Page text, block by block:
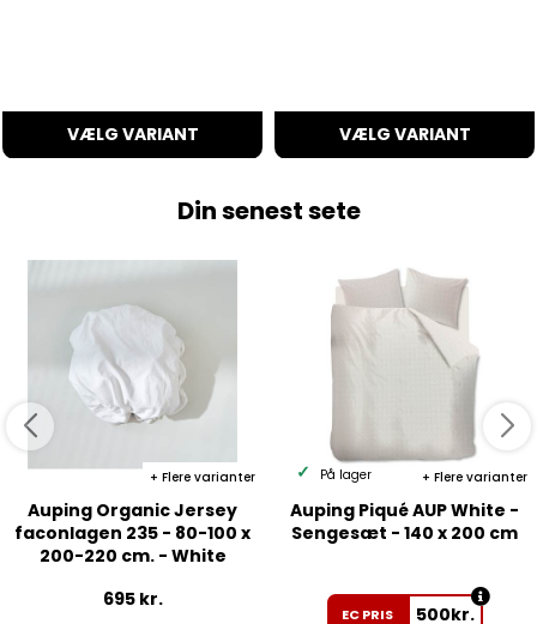
VÆLG VARIANT VÆLG VARIANT
Din senest sete
Flere varianter
Auping Organic Jersey
faconlagen 235 - 80-100 x
200-220 cm. - White
695 kr.
Flere varianter
På lager
Auping Piqué AUP White -
Sengesæt - 140 x 200 cm
EC PRIS 500kr.